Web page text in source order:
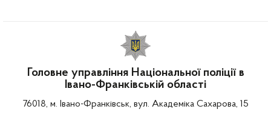
Головне управління Національної поліції в
Івано-Франківській області
76018, м. Івано-Франківськ, вул. Академіка Сахарова, 15